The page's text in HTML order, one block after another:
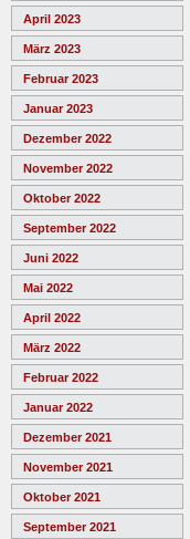
April 2023
März 2023
Februar 2023
Januar 2023
Dezember 2022
November 2022
Oktober 2022
September 2022
Juni 2022
Mai 2022
April 2022
März 2022
Februar 2022
Januar 2022
Dezember 2021
November 2021
Oktober 2021
September 2021